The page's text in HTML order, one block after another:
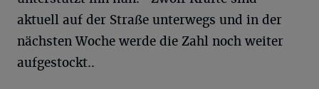
aktuell auf der Straße unterwegs und in der
nächsten Woche werde die Zahl noch weiter
aufgestockt..